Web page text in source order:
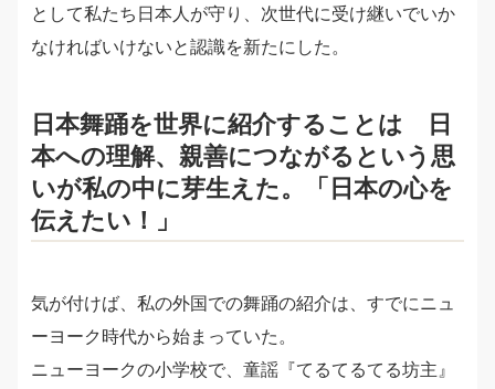
として私たち日本人が守り、次世代に受け継いでいか
なければいけないと認識を新たにした。
日本舞踊を世界に紹介することは 日
本への理解、親善につながるという思
いが私の中に芽生えた。「日本の心を
伝えたい！」
気が付けば、私の外国での舞踊の紹介は、すでにニュ
ーヨーク時代から始まっていた。
ニューヨークの小学校で、童謡『てるてるてる坊主』